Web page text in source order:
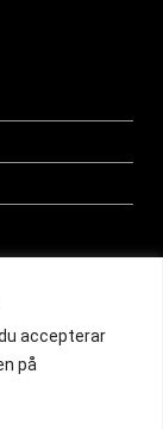
accepterar
på